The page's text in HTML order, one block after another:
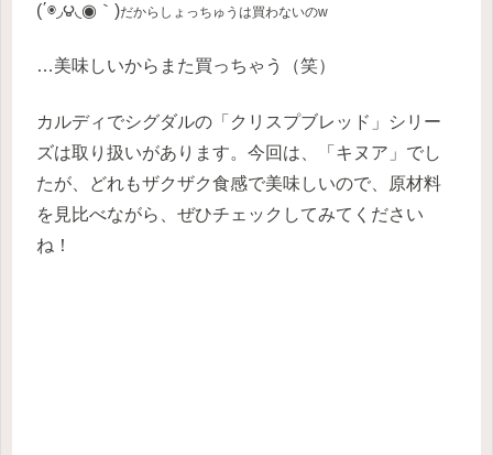
(΄◉◞౪◟◉｀)だからしょっちゅうは買わないのw
…美味しいからまた買っちゃう（笑）
カルディでシグダルの「クリスプブレッド」シリー
ズは取り扱いがあります。今回は、「キヌア」でし
たが、どれもザクザク食感で美味しいので、原材料
を見比べながら、ぜひチェックしてみてください
ね！